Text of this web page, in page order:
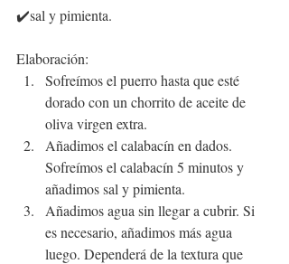
✔️sal y pimienta.
Elaboración:
Sofreímos el puerro hasta que esté
dorado con un chorrito de aceite de
oliva virgen extra.
Añadimos el calabacín en dados.
Sofreímos el calabacín 5 minutos y
añadimos sal y pimienta.
Añadimos agua sin llegar a cubrir. Si
es necesario, añadimos más agua
luego. Dependerá de la textura que